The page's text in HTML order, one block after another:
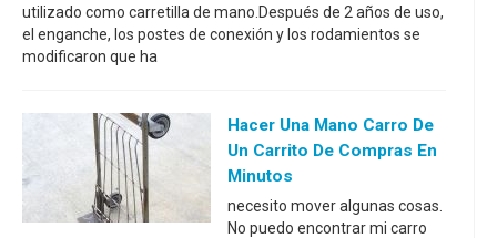
utilizado como carretilla de mano.Después de 2 años de uso,
el enganche, los postes de conexión y los rodamientos se
modificaron que ha
Hacer Una Mano Carro De
Un Carrito De Compras En
Minutos
necesito mover algunas cosas.
No puedo encontrar mi carro